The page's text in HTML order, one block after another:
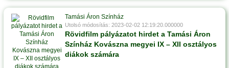
Tamási Áron Színház
Utolsó módosítás: 2023-02-02 12:19:20.000000
Rövidfilm pályázatot hirdet a Tamási Áron
Színház Kovászna megyei IX – XII osztályos
diákok számára